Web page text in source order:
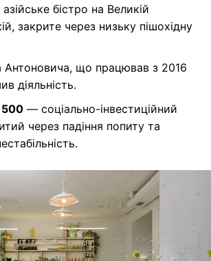
бістро на Великій
закрите через низьку пішохідну
Антоновича, що працював з 2016
діяльність.
500 — соціально-інвестиційний
через падіння попиту та